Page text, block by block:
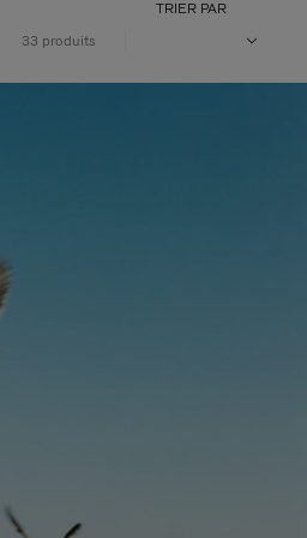
33 produits
TRIER PAR